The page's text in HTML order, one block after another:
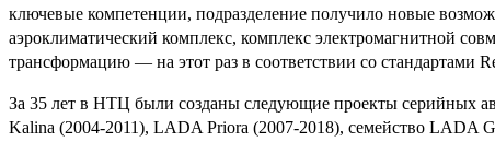
ключевые компетенции, подразделение получило новые
аэроклиматический комплекс, комплекс электромагнитной
трансформацию — на этот раз в соответствии со стандартами
За 35 лет в НТЦ были созданы следующие проекты серийных
Kalina (2004-2011), LADA Priora (2007-2018), семейство LADA